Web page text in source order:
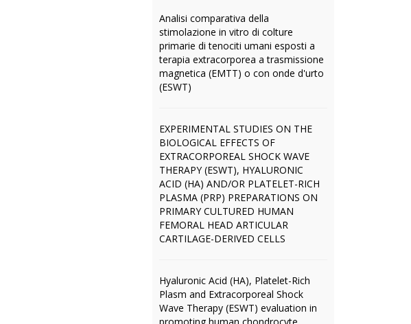
Analisi comparativa della
stimolazione in vitro di colture
primarie di tenociti umani esposti a
terapia extracorporea a trasmissione
magnetica (EMTT) o con onde d'urto
(ESWT)
EXPERIMENTAL STUDIES ON THE
BIOLOGICAL EFFECTS OF
EXTRACORPOREAL SHOCK WAVE
THERAPY (ESWT), HYALURONIC
ACID (HA) AND/OR PLATELET-RICH
PLASMA (PRP) PREPARATIONS ON
PRIMARY CULTURED HUMAN
FEMORAL HEAD ARTICULAR
CARTILAGE-DERIVED CELLS
Hyaluronic Acid (HA), Platelet-Rich
Plasm and Extracorporeal Shock
Wave Therapy (ESWT) evaluation in